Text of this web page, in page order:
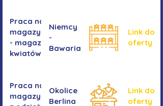
Praca na
magazynie
- magazyn
kwiatów
Niemcy
-
Bawaria
Link do
oferty
Praca na
magazynie
Okolice
Berlina
Link do
oferty